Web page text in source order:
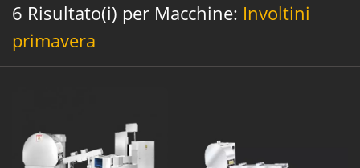
6 Risultato(i) per Macchine: Involtini
primavera